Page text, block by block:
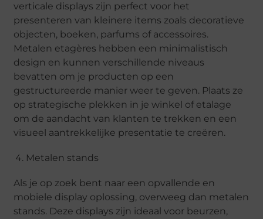
verticale displays zijn perfect voor het
presenteren van kleinere items zoals decoratieve
objecten, boeken, parfums of accessoires.
Metalen etagères hebben een minimalistisch
design en kunnen verschillende niveaus
bevatten om je producten op een
gestructureerde manier weer te geven. Plaats ze
op strategische plekken in je winkel of etalage
om de aandacht van klanten te trekken en een
visueel aantrekkelijke presentatie te creëren.
Metalen stands
Als je op zoek bent naar een opvallende en
mobiele display oplossing, overweeg dan metalen
stands. Deze displays zijn ideaal voor beurzen,